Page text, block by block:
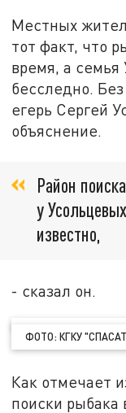
Местных
тот факт, что
время, а семья
бесследно.
егерь Сергей
объяснение.
Район
у
известно,
- сказал он.
ФОТО: КГКУ
Как отмечает
поиски рыбака